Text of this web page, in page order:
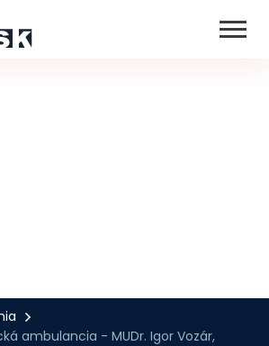
ambulancia - MUDr. Igor Vozár,